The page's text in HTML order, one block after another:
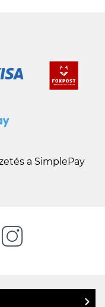
a SimplePay